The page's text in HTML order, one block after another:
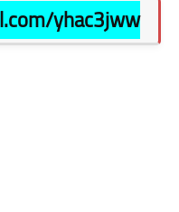
yhac3jww